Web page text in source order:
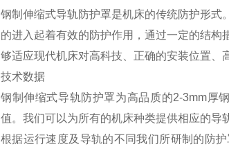
钢制伸缩式导轨防护罩是机床的传统防护形
的进入起着有效的防护作用，通过一定的结
够适应现代机床对高科技、正确的安装位置、
技术数据
钢制伸缩式导轨防护罩为高品质的2-3mm厚
值。我们可以为所有的机床种类提供相应的导
根据运行速度及导轨的不同我们所研制的防